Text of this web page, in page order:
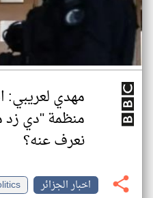
مهدي لعريبي:
منظمة "دي زد
نعرف عنه؟
اخبار الجزائر